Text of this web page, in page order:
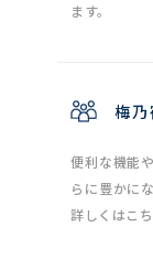
ます。
梅
便利な機能
らに豊かに
詳しくはこち